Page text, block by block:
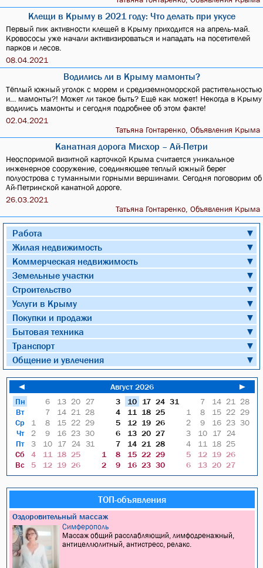
Клещи в Крыму в 2021 году: Что делать при укусе
Первый пик активности клещей в Крыму приходится на апрель-май.
Кровососы уже начали активизироваться и нападать на посетителей
парков и лесов.
08.04.2021
Водились ли в Крыму мамонты?
Тёплый южный уголок с морем и средиземноморской растительностью
и… мамонты?! Может ли такое быть? Ещё как может! Некогда в Крыму
водились мамонты и сегодня подробнее об этом факте!
02.04.2021
Татьяна Гонтаренко, Объявления Крыма
Канатная дорога Мисхор – Ай-Петри
Неоспоримой визитной карточкой Крыма считается уникальное
инженерное сооружение, соединяющее теплый южный берег
полуострова с туманными горными вершинами. Сегодня поговорим об
Ай-Петринской канатной дороге.
26.03.2021
Татьяна Гонтаренко, Объявления Крыма
Работа ▼
Жилая недвижимость ▼
Коммерческая недвижимость ▼
Земельные участки ▼
Строительство ▼
Услуги в Крыму ▼
Покупки и продажи ▼
Бытовая техника ▼
Транспорт ▼
Общение и увлечения ▼
◄ Август 2026
►
Пн
Вт
Ср
Чт
Пт
Сб
Вс
6 13 20
27
7
14 21
28
1
8 15 22 29
2
9 16 23 30
3
10 17 24 31
4
11 18 25
5
12 19 26
3 10 17 24 31
4
11 18 25
5
12 19 26
6
13 20 27
7
14 21
28
1
8 15 22 29
2
9 16 23 30
7 14 21
28
1
8 15 22 29
2
9 16 23 30
3
10 17
24
4
11 18 25
5
12 19 26
6
13 20 27
ТОП-объявления
Оздоровительный массаж
Симферополь
Массаж общий расслабляющий, лимфодренажный,
антицеллюлитный, антистресс, релакс.